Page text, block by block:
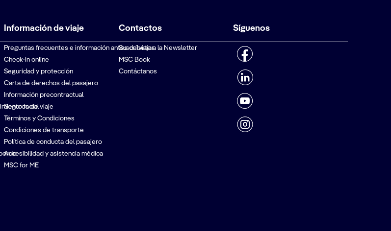
facial
Información de viaje
Preguntas frecuentes e información antes de viajar
Check-in online
Seguridad y protección
Carta de derechos del pasajero
Información precontractual
Seguros de viaje
Términos y Condiciones
Condiciones de transporte
Política de conducta del pasajero
Accesibilidad y asistencia médica
MSC for ME
Contactos
Suscríbete a la Newsletter
MSC Book
Contáctanos
Síguenos